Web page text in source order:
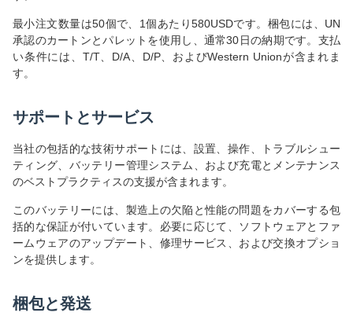
最小注文数量は50個で、1個あたり580USDです。梱包には、UN
承認のカートンとパレットを使用し、通常30日の納期です。支払
い条件には、T/T、D/A、D/P、およびWestern Unionが含まれま
す。
サポートとサービス
当社の包括的な技術サポートには、設置、操作、トラブルシュー
ティング、バッテリー管理システム、および充電とメンテナンス
のベストプラクティスの支援が含まれます。
このバッテリーには、製造上の欠陥と性能の問題をカバーする包
括的な保証が付いています。必要に応じて、ソフトウェアとファ
ームウェアのアップデート、修理サービス、および交換オプショ
ンを提供します。
梱包と発送